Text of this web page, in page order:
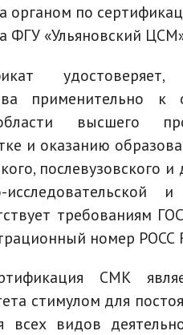
органом по
ФГУ «Ульяновский
применительно к
высшего
и оказанию
послевузовского и
исследовательской
требованиям
номер РОСС
СМК
стимулом для
всех видов